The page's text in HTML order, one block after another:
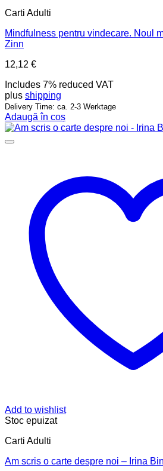
Carti Adulti
Mindfulness pentru vindecare. Noul
Zinn
12,12 €
Includes 7% reduced VAT
plus shipping
Delivery Time: ca. 2-3 Werktage
Adaugă în coș
Add to wishlist
Stoc epuizat
Carti Adulti
Am scris o carte despre noi – Irina